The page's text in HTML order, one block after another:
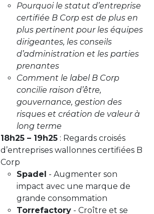
Pourquoi le statut d’entreprise
certifiée B Corp est de plus en
plus pertinent pour les équipes
dirigeantes, les conseils
d’administration et les parties
prenantes
Comment le label B Corp
concilie raison d’être,
gouvernance, gestion des
risques et création de valeur à
long terme
18h25 – 19h25 : Regards croisés
d’entreprises wallonnes certifiées B
Corp
Spadel - Augmenter son
impact avec une marque de
grande consommation
Torrefactory - Croître et se